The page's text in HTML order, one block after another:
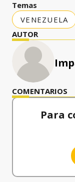
Temas
VENEZUELA
AUTOR
COMENTARIOS
Para